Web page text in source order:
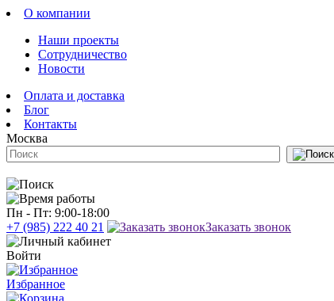
О компании
Наши проекты
Сотрудничество
Новости
Оплата и доставка
Блог
Контакты
Москва
Пн - Пт: 9:00-18:00
+7 (985) 222 40 21
Заказать звонок
Войти
Избранное